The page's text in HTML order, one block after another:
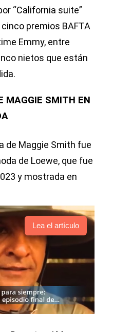
“California suite”
premios BAFTA
Emmy, entre
nietos que están
MAGGIE SMITH EN
de Maggie Smith fue
de Loewe, que fue
y mostrada en
Lea el artículo